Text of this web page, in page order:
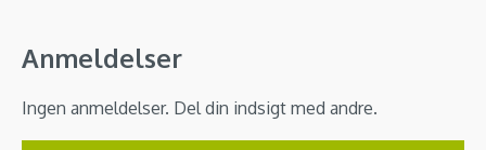
Anmeldelser
Ingen anmeldelser. Del din indsigt med andre.